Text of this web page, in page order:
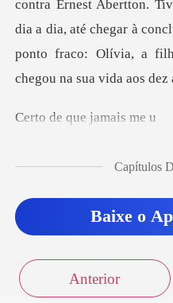
Histórico
Baixar App
contra Ernest Abertton.
dia a dia, até chegar à
que jam
Capítulos
Baixe o
Anterior